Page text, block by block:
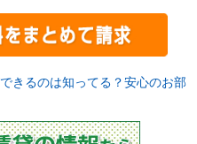
きるのは知ってる？安心のお部